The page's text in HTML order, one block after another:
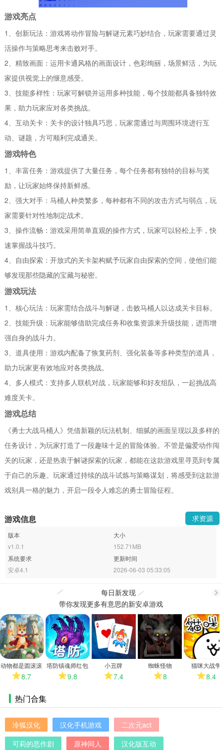
游戏亮点
1、创新玩法：游戏将动作冒险与解谜元素巧妙结合，玩家需要通过灵
活操作与策略思考来击败对手。
2、精致画面：运用卡通风格的画面设计，色彩绚丽，场景鲜活，为玩
家提供视觉上的惬意感受。
3、技能多样性：玩家可解锁并运用多种技能，每个技能都具备独特效
果，助力玩家应对各类挑战。
4、互动关卡：关卡的设计独具巧思，玩家需通过与周围环境进行互
动、谜题，方可顺利完成通关。
游戏特色
1、丰富任务：游戏提供了大量任务，每个任务都有独特的目标与奖
励，让玩家始终保持新鲜感。
2、强大对手：马桶人种类繁多，每种都有不同的攻击方式与弱点，玩
家需要针对性地制定战术。
3、操作流畅：游戏采用简单直观的操作方式，玩家可以轻松上手，快
速掌握战斗技巧。
4、自由探索：开放式的关卡架构赋予玩家自由探索的空间，使他们能
够发现那些隐藏的宝藏与秘密。
游戏玩法
1、核心玩法：玩家需结合战斗与解谜，击败马桶人以达成关卡目标。
2、技能升级：玩家能够借助完成任务和收集资源来升级技能，进而增
强自身的战斗力。
3、道具使用：游戏内配备了恢复药剂、强化装备等多种类型的道具，
助力玩家更有效地应对各类挑战。
4、多人模式：支持多人联机对战，玩家能够和好友组队，一起挑战高
难度关卡。
游戏总结
《勇士大战马桶人》凭借新颖的玩法机制、细腻的画面呈现以及多样的
任务设计，为玩家打造了一段趣味十足的冒险体验。不管是偏爱动作闯
关的玩家，还是热衷于解谜探索的玩家，都能在这款游戏里寻觅到专属
于自己的乐趣。玩家通过持续的战斗试炼与策略谋划，将感受到这款游
戏别具一格的魅力，开启一段令人难忘的勇士冒险征程。
游戏信息 求资源
版本
v1.0.1
大小
152.71MB
系统要求
安卓4.1
更新时间
2026-06-03 05:33:05
每日新发现
多
带你发现更多有意思的新安卓游戏
动物都是圆滚滚
8.7
塔防镇魂师红包
版9.8
小丑牌
7.4
蜘蛛怪物
8
猫咪大战争
8.4
热门合集
冷狐汉化 汉化手机游戏
二次元act
可莉的恶作剧
原神同人
汉化版互动